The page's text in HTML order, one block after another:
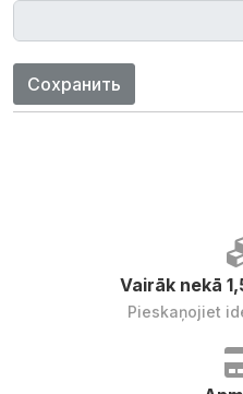
Сохранить
Vairāk nekā
Pieskaņojiet